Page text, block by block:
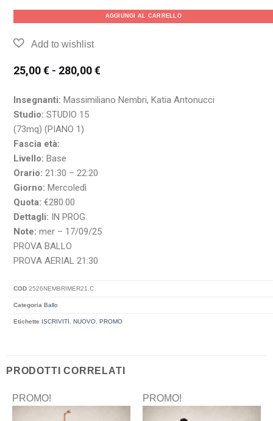
AGGIUNGI AL CARRELLO
25,00€ - 280,00€
Insegnanti: Massimiliano Nembri, Katia Antonucci
Studio: STUDIO 15
(73mq) (PIANO 1)
Fascia età:
Livello: Base
Orario: 21:30 – 22:20
Giorno: Mercoledì
Quota: €280.00
Dettagli: IN PROG.
Note: mer – 17/09/25
PROVA BALLO
PROVA AERIAL 21:30
COD2526NEMBRIMER21.C
Categoria Ballo
Etichette ISCRIVITI ,NUOVO ,PROMO
PRODOTTI CORRELATI
PROMO! PROMO!